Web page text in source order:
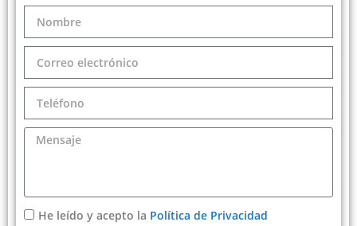
He leído y acepto la Política de Privacidad